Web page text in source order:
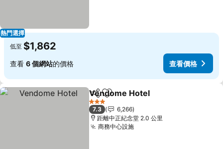
熱門選擇
低至 $1,862
查看 6 個網站的價格 查看價格
分享 放到收藏夾
Vendome Hotel
3 星級
7.3
6,266
距離中正紀念堂 2.0 公里
商務中心設施